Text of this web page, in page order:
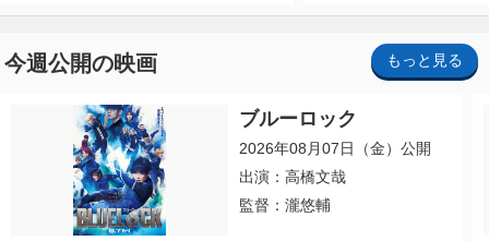
今週公開の映画 もっと見る
ブルーロック
2026年08月07日（金）公開
出演：高橋文哉
監督：瀧悠輔